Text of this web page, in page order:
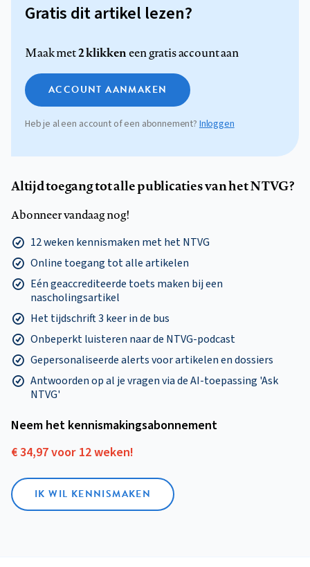
Gratis dit artikel lezen?
Maak met2 klikkeneen gratis account aan
ACCOUNT AANMAKEN
Heb je al een account of een abonnement? Inloggen
Altijd toegang tot alle publicaties van het NTVG?
Abonneer vandaag nog!
12 weken kennismaken met het NTVG
Online toegang tot alle artikelen
Eén geaccrediteerde toets maken bij een
nascholingsartikel
Het tijdschrift 3 keer in de bus
Onbeperkt luisteren naar de NTVG-podcast
Gepersonaliseerde alerts voor artikelen en dossiers
Antwoorden op al je vragen via de AI-toepassing 'Ask
NTVG'
Neem het kennismakings­abonnement
€ 34,97 voor 12 weken!
IK WIL KENNISMAKEN